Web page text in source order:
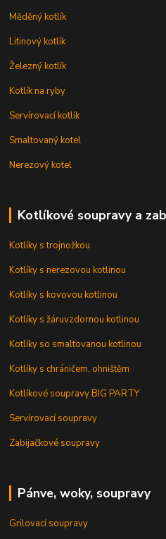
Měděný kotlík
Litinový kotlík
Železný kotlík
Kotlík na ryby
Servírovací kotlík
Smaltovaný kotel
Nerezový kotel
Kotlíkové soupravy a
Kotlíky s trojnožkou
Kotlíky s nerezovou kotlinou
Kotlíky s kovovou kotlinou
Kotlíky s žáruvzdornou kotlinou
Kotlíky so smaltovanou kotlinou
Kotlíky s chráničem, ohništěm
Kotlíkové soupravy BIG PARTY
Servírovací soupravy
Zabijačkové soupravy
Pánve, woky, soupravy
Grilovací soupravy